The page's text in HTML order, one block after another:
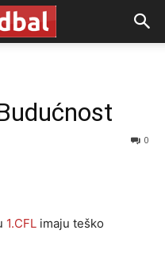
0
1.CFL imaju teško